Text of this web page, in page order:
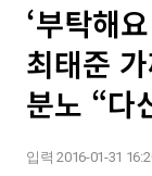
‘부탁해
최태준
분노 “다
입력 2016-01-31